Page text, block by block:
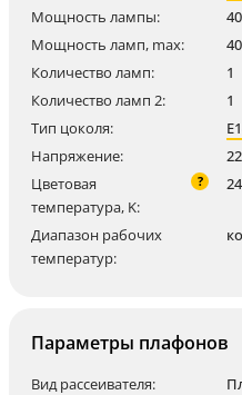
Мощность лампы:
40
Мощность ламп, max:
40
Количество ламп:
1
Количество ламп 2:
1
Тип цоколя:
Напряжение:
Цветовая
температура, K:
?
Диапазон рабочих
температур:
Параметры плафонов
Вид рассеивателя: